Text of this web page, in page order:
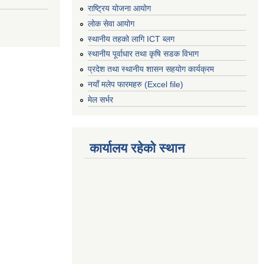
राष्ट्रिय योजना आयोग
लोक सेवा आयोग
स्थानीय तहको लागि ICT ब्लग
स्थानीय पूर्वाधार तथा कृषि सडक विभाग
प्रदेश तथा स्थानीय शासन सहयोग कार्यक्रम
नयाँ मलेप फारमहरु (Excel file)
मेल सर्भर
कार्यालय रहेको स्थान